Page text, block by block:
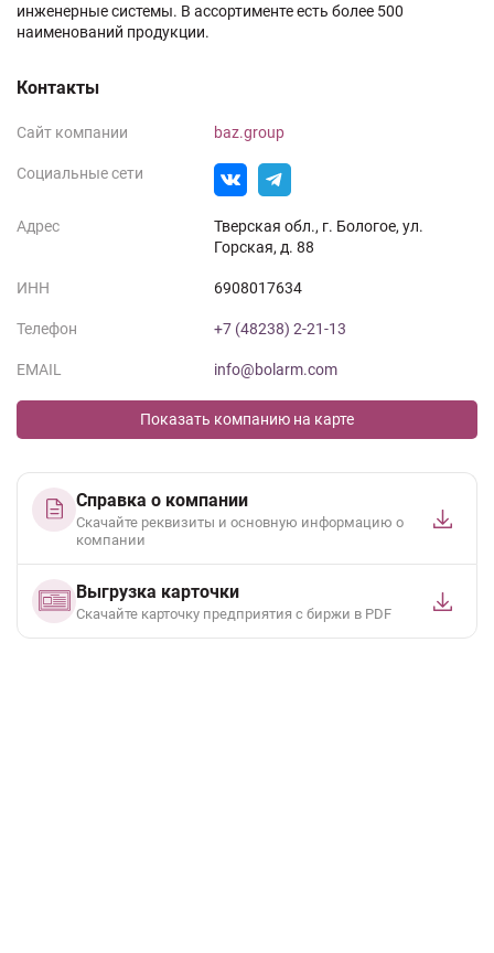
инженерные системы. В ассортименте есть более 500
наименований продукции.
Контакты
Сайт компании baz.group
Социальные сети
Адрес
Тверская обл., г. Бологое, ул.
Горская, д. 88
ИНН 6908017634
Телефон +7 (48238) 2-21-13
EMAIL info@bolarm.com
Показать компанию на карте
Справка о компании
Скачайте реквизиты и основную информацию о
компании
Выгрузка карточки
Cкачайте карточку предприятия с биржи в PDF